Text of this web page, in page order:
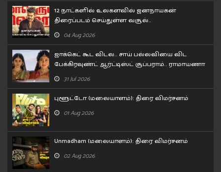
12 நாட்களில் உலகளவில் ஜனநாயகன்
திரைப்படம் செய்துள்ள வசூல்..
04 Aug 2026
ஜாக்கெட் கூட விடல.. சாய் பல்லவியை விட
பேக்கிரவுண்ட் ஆர்ட்டிஸ்ட் சூப்பராம்.. ராமாயணா
டிரைலர் சர்ச்சை!
31 Jul 2026
புளூட்டோ (மலையாளம்): திரை விமர்சனம்
01 Aug 2026
Unmadham (மலையாளம்): திரை விமர்சனம்
02 Aug 2026